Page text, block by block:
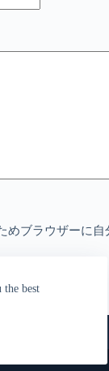
the best
めブラウザーに